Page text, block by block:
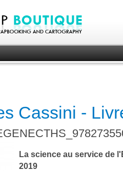
Cassini -
La science au service de
2019